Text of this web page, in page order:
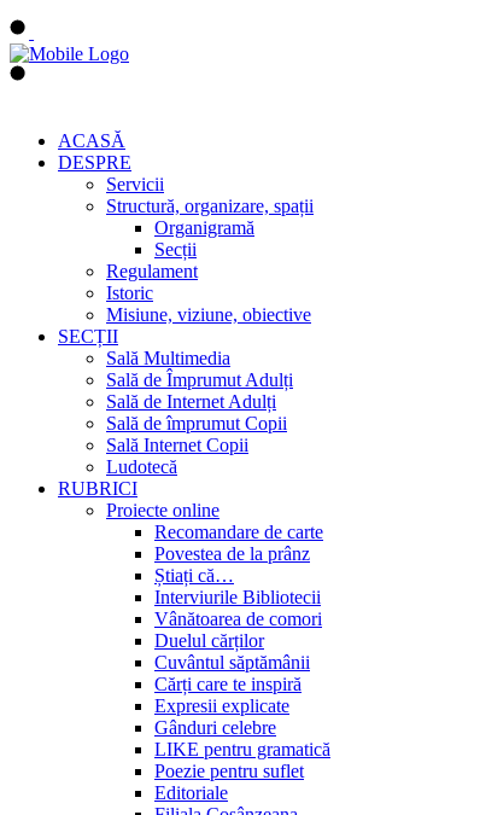
ACASĂ
DESPRE
Servicii
Structură, organizare, spații
Organigramă
Secții
Regulament
Istoric
Misiune, viziune, obiective
SECȚII
Sală Multimedia
Sală de Împrumut Adulți
Sală de Internet Adulți
Sală de împrumut Copii
Sală Internet Copii
Ludotecă
RUBRICI
Proiecte online
Recomandare de carte
Povestea de la prânz
Știați că…
Interviurile Bibliotecii
Vânătoarea de comori
Duelul cărților
Cuvântul săptămânii
Cărți care te inspiră
Expresii explicate
Gânduri celebre
LIKE pentru gramatică
Poezie pentru suflet
Editoriale